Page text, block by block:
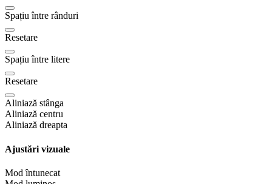
Spațiu între rânduri
Resetare
Spațiu între litere
Resetare
Aliniază stânga
Aliniază centru
Aliniază dreapta
Ajustări vizuale
Mod întunecat